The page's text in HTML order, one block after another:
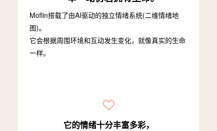
Moflin搭载了由AI驱动的独立情绪系统(二维情绪地
图)。
它会根据周围环境和互动发生变化，就像真实的生命
一样。
它的情绪十分丰富多彩，